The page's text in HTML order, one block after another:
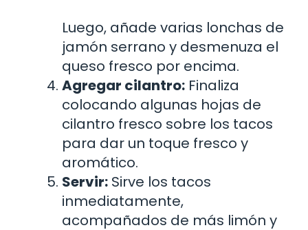
Luego, añade varias lonchas de
jamón serrano y desmenuza el
queso fresco por encima.
Agregar cilantro: Finaliza
colocando algunas hojas de
cilantro fresco sobre los tacos
para dar un toque fresco y
aromático.
Servir: Sirve los tacos
inmediatamente,
acompañados de más limón y